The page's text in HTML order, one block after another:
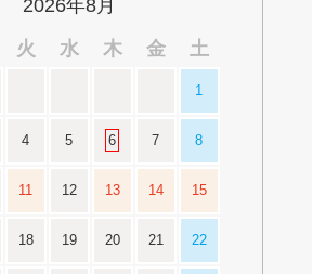
2026年8月
火 水 木 金 土
1
4 5 6 7 8
11 12 13 14 15
18 19 20 21 22